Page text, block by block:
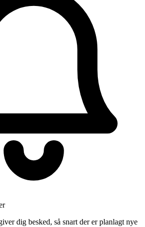
dig besked, så snart der er planlagt nye